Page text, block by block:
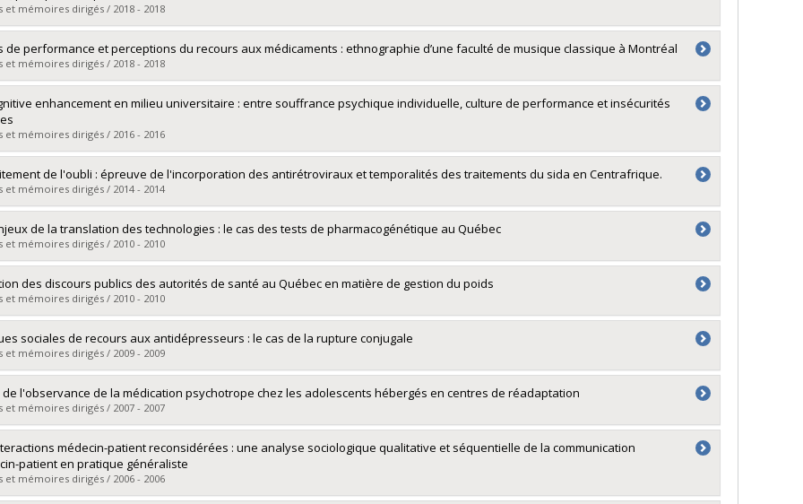
obtenu :M. Sc.
le document dans Papyrus
et mémoires dirigés / 2018 - 2018
:Hughes, David
Maîtrise
obtenu :M.A.
le document dans Papyrus
de performance et perceptions du recours aux médicaments : ethnographie d’une faculté de musique classique à Montréal
et mémoires dirigés / 2018 - 2018
:Ville, Cassandre
Maîtrise
obtenu :M. Sc.
le document dans Papyrus
enhancement en milieu universitaire : entre souffrance psychique individuelle, culture de performance et insécurités
et mémoires dirigés / 2016 - 2016
:Dontigny Morin, Marie-Élaine
Maîtrise
obtenu :M. Sc.
le document dans Papyrus
de l'oubli : épreuve de l'incorporation des antirétroviraux et temporalités des traitements du sida en Centrafrique.
et mémoires dirigés / 2014 - 2014
:David, Pierre-Marie
Doctorat
obtenu :Ph. D.
le document dans Papyrus
de la translation des technologies : le cas des tests de pharmacogénétique au Québec
et mémoires dirigés / 2010 - 2010
:Dubois, Anick
Doctorat
obtenu :Ph. D.
le document dans Papyrus
des discours publics des autorités de santé au Québec en matière de gestion du poids
et mémoires dirigés / 2010 - 2010
:Duhamel, Paul-Guy
Maîtrise
obtenu :M. Sc.
le document dans Papyrus
sociales de recours aux antidépresseurs : le cas de la rupture conjugale
et mémoires dirigés / 2009 - 2009
:Beaulieu, Martin
Maîtrise
obtenu :M. Sc.
le document dans Papyrus
de l'observance de la médication psychotrope chez les adolescents hébergés en centres de réadaptation
et mémoires dirigés / 2007 - 2007
:Laurier, Catherine
Doctorat
obtenu :Ph. D.
le document dans Papyrus
médecin-patient reconsidérées : une analyse sociologique qualitative et séquentielle de la communication
patient en pratique généraliste
et mémoires dirigés / 2006 - 2006